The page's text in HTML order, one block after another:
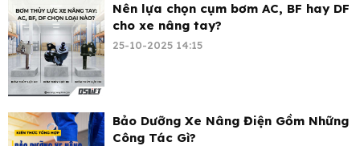
Nên lựa chọn cụm bơm AC, BF hay DF
cho xe nâng tay?
25-10-2025 14:15
Bảo Dưỡng Xe Nâng Điện Gồm Những
Công Tác Gì?